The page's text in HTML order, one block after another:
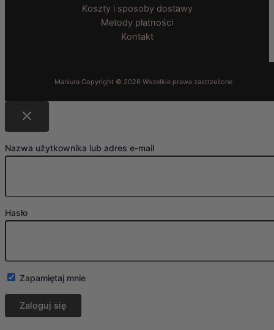
Koszty i sposoby dostawy
Metody płatności
Kontakt
Nazwa użytkownika lub adres e-mail
Hasło
Zapamiętaj mnie